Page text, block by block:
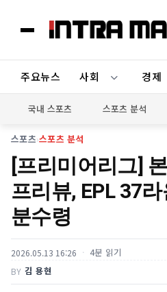
주요뉴스 사회 경제
국내 스포츠 스포츠 분석
스포츠›스포츠 분석
[프리미어리그]
프리뷰, EPL 37
분수령
2026.05.13 16:26 4분 읽기
BY 김 용현